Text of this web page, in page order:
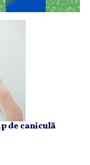
de caniculă